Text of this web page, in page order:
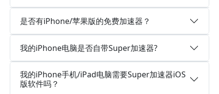
是否有iPhone/苹果版的免费加速器？
我的iPhone电脑是否自带Super加速器?
我的iPhone手机/iPad电脑需要Super加速器iOS
版软件吗？